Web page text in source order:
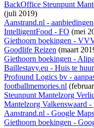
BackOffice Steunpunt
(juli 2019)
Aanstrand.nl - aanbiedingen
IntelligentFood - FO (mei
Giethoorn boekingen -
Goodlife Reizen (maart
Giethoorn boekingen -
Baillestavy.eu - Huis te huur
Profound Logics bv -
footballmemories.nl
Steunpunt Mantelzorg
Mantelzorg Valkenswaard
Aanstrand.nl - Google
Giethoorn boekingen -